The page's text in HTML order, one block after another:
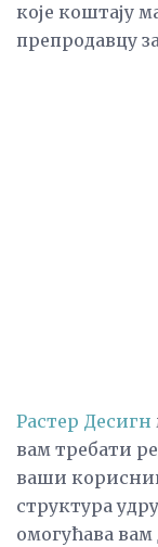
које коштају
препродавцу
Растер Десигн
вам требати
ваши
структура
омогућава